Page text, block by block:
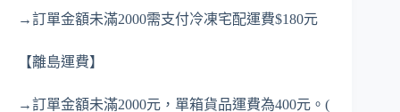
→訂單金額未滿2000需支付冷凍宅配運費$180元
【離島運費】
→訂單金額未滿2000元，單箱貨品運費為400元。(